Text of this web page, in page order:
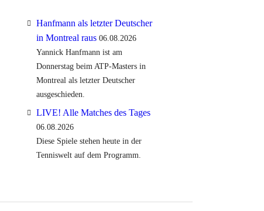
Hanfmann als letzter Deutscher
in Montreal raus 06.08.2026
Yannick Hanfmann ist am
Donnerstag beim ATP-Masters in
Montreal als letzter Deutscher
ausgeschieden.
LIVE! Alle Matches des Tages
06.08.2026
Diese Spiele stehen heute in der
Tenniswelt auf dem Programm.